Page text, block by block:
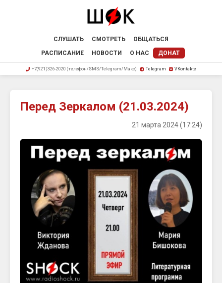
СЛУШАТЬ СМОТРЕТЬ
ОБЩАТЬСЯ
РАСПИСАНИЕ
НОВОСТИ О НАС ДОНАТ
+7(921)326-2020 (телефон/SMS/Telegram/Макс) Telegram VKontakte
Перед Зеркалом (21.03.2024)
21 марта 2024 (17:24)